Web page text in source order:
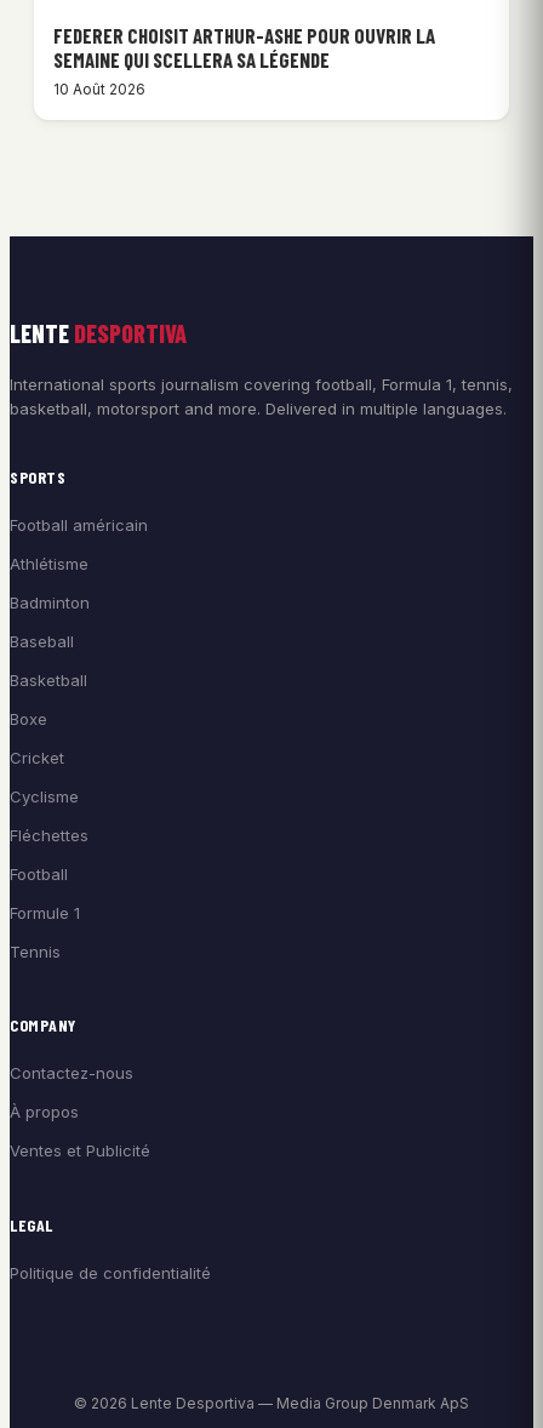
FEDERER CHOISIT ARTHUR-ASHE POUR OUVRIR LA
SEMAINE QUI SCELLERA SA LÉGENDE
10 Août 2026
LENTE DESPORTIVA
International sports journalism covering football, Formula 1, tennis,
basketball, motorsport and more. Delivered in multiple languages.
SPORTS
Football américain
Athlétisme
Badminton
Baseball
Basketball
Boxe
Cricket
Cyclisme
Fléchettes
Football
Formule 1
Tennis
COMPANY
Contactez-nous
À propos
Ventes et Publicité
LEGAL
Politique de confidentialité
© 2026 Lente Desportiva — Media Group Denmark ApS